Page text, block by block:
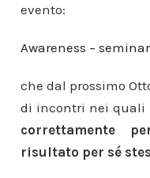
evento:
Awareness –
che dal prossimo
di incontri nei quali
correttamente
risultato per sé